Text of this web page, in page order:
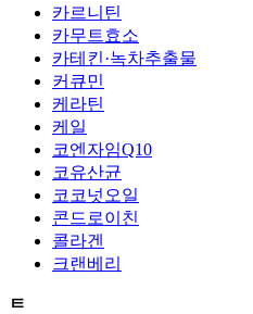
카르니틴
카무트효소
카테킨·녹차추출물
커큐민
케라틴
케일
코엔자임Q10
코유산균
코코넛오일
콘드로이친
콜라겐
크랜베리
ㅌ